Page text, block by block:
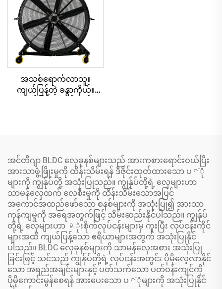
အသစ်ရောက်လာသူ။
ကျယ်ပြန့်တဲ့ ခန္ဓာကိုယ်။
အင်တီဂျာ BLDC လှေခုနစ်များသည် အားကစားရောင်းဝယ်ပြီး
အားသာဖွံ့ဖြိုးမှုကို ထိန်းသိမ်းရန် ဒီဇိုင်းထုတ်ထားသော ပণုံ
များကို ကျွန်ုပ်တို့ အသုံးပြုသည်။ ကျွန်ုပ်တို့ရဲ့ လှေများဟာ
သာမန်လှေထက် လေစီးမှုကို ထိန်းသိမ်းသောအပြင်
အကောင်အထည်ဖော်သော စနစ်များကို အသုံးပြု၍ အားသာ
ကုန်ကျမှုကို အရေအတွက်ဖြင့် သိမ်းဆည်းနိုင်ပါသည်။ ကျွန်ုပ်
တို့ရဲ့ လှေများဟာ ឧုံးစိုက်လုပ်ငန်းများမှ ကူးပြီး လုပ်ငန်းကိုင်
များအထိ ကျယ်ပြန့်သော ဧရိယာများအတွက် အသုံးပြုနိုင်
ပါသည်။ BLDC လှေခုနစ်များကို သာမန်လှေအစား အသုံးပြု
ခြင်းဖြင့် သင်သည် ကျွန်ုပ်တို့ရဲ့ လုပ်ငန်းအတွင်း ပိုမိုလေ့လာနိုင်
သော အရည်အချင်းများနှင့် ပတ်သက်သော ပတ်ဝန်းကျင်ကို
ပိုမိုကောင်းမွန်စေရန် အားပေးသော ပণုံများကို အသုံးပြုနိုင်